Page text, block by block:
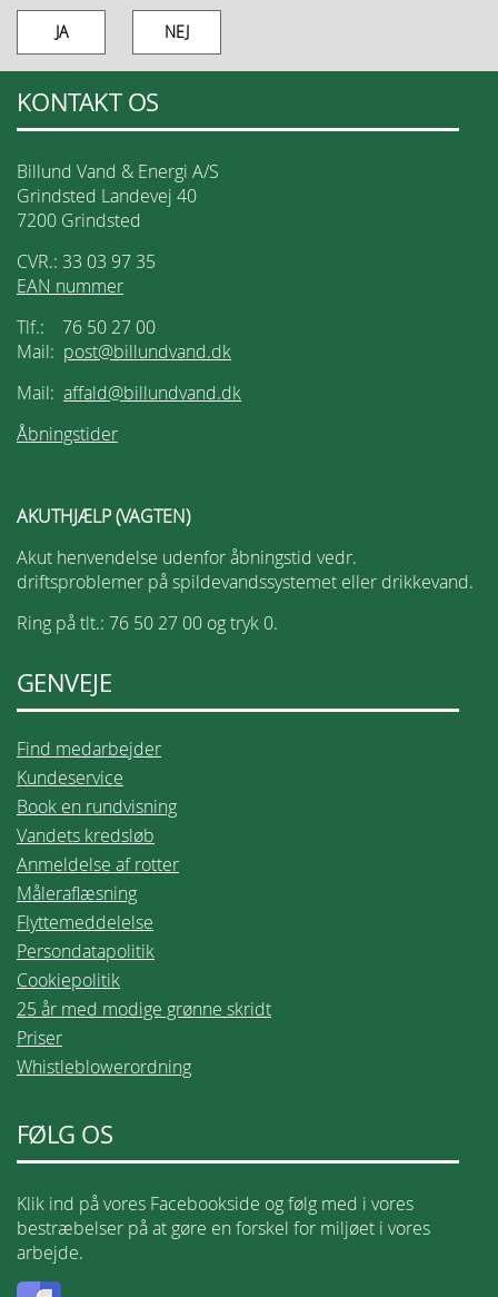
JA NEJ
KONTAKT OS
Billund Vand & Energi A/S
Grindsted Landevej 40
7200 Grindsted
CVR.: 33 03 97 35
EAN nummer
Tlf.: 76 50 27 00
Mail: post@billundvand.dk
Mail: affald@billundvand.dk
Åbningstider
AKUTHJÆLP (VAGTEN)
Akut henvendelse udenfor åbningstid vedr.
driftsproblemer på spildevandssystemet eller drikkevand.
Ring på tlt.: 76 50 27 00 og tryk 0.
GENVEJE
Find medarbejder
Kundeservice
Book en rundvisning
Vandets kredsløb
Anmeldelse af rotter
Måleraflæsning
Flyttemeddelelse
Persondatapolitik
Cookiepolitik
25 år med modige grønne skridt
Priser
Whistleblowerordning
FØLG OS
Klik ind på vores Facebookside og følg med i vores
bestræbelser på at gøre en forskel for miljøet i vores
arbejde.